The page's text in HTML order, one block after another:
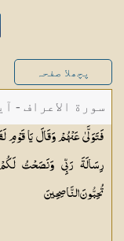
پچھلا صفحہ
سورة الاعراف - آیت
فَتَوَلَّىٰ عَنْهُمْ وَقَالَ يَا قَوْمِ
رِسَالَةَ رَبِّي وَنَصَحْتُ
تُحِبُّونَالنَّاصِحِينَ